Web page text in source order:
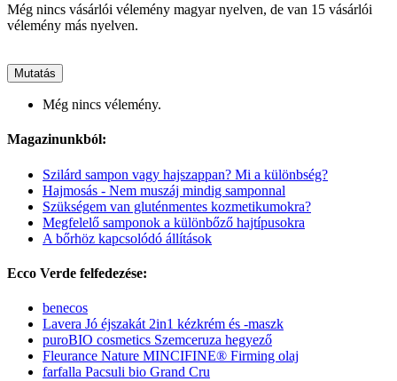
Még nincs vásárlói vélemény magyar nyelven, de van 15 vásárlói
vélemény más nyelven.
Mutatás
Még nincs vélemény.
Magazinunkból:
Szilárd sampon vagy hajszappan? Mi a különbség?
Hajmosás - Nem muszáj mindig samponnal
Szükségem van gluténmentes kozmetikumokra?
Megfelelő samponok a különbőző hajtípusokra
A bőrhöz kapcsolódó állítások
Ecco Verde felfedezése:
benecos
Lavera Jó éjszakát 2in1 kézkrém és -maszk
puroBIO cosmetics Szemceruza hegyező
Fleurance Nature MINCIFINE® Firming olaj
farfalla Pacsuli bio Grand Cru